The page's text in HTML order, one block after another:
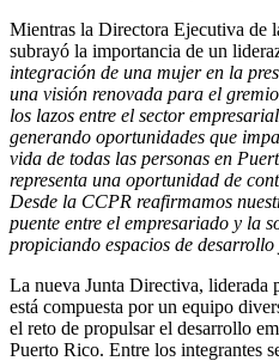
Mientras la Directora Ejecutiva de
subrayó la importancia de un
integración de una mujer en la
una visión renovada para el
los lazos entre el sector
generando oportunidades que
vida de todas las personas en
representa una oportunidad de
Desde la CCPR reafirmamos
puente entre el empresariado y la
propiciando espacios de
La nueva Junta Directiva, liderada
está compuesta por un equipo
el reto de propulsar el desarrollo
Puerto Rico. Entre los integrantes